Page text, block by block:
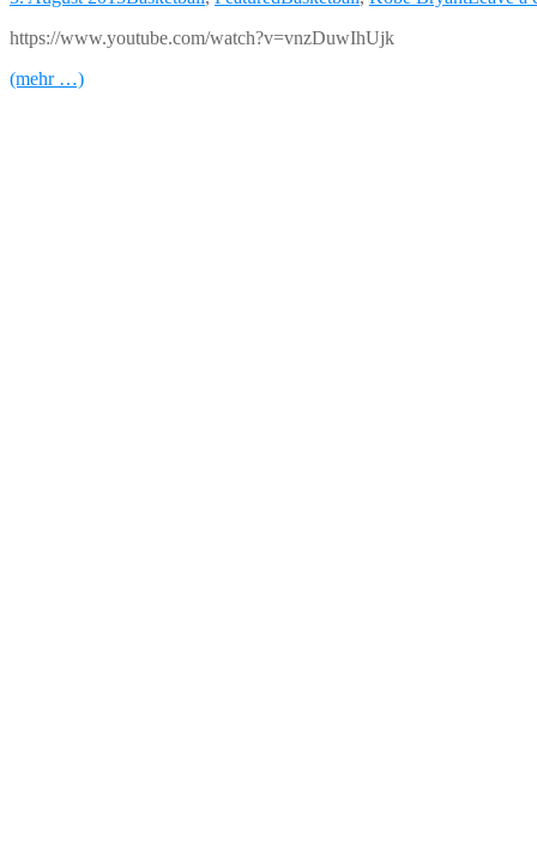
https://www.youtube.com/watch?v=vnzDuwIhUjk
(mehr …)